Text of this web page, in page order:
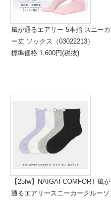
風が通るエアリー 5本指 スニーカ
ー丈 ソックス（03022213）
標準価格:1,600円(税抜)
【25fw】NAIGAI COMFORT 風が
通るエアリースニーカークルーソ